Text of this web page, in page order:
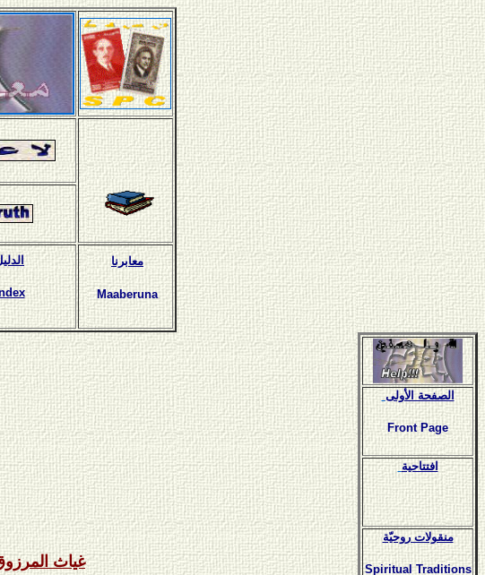
معابرنا
Maaberuna
غياث
الصفحة الأولى
Front Page
افتتاحية
منقولات روحيّة
Spiritual Traditions